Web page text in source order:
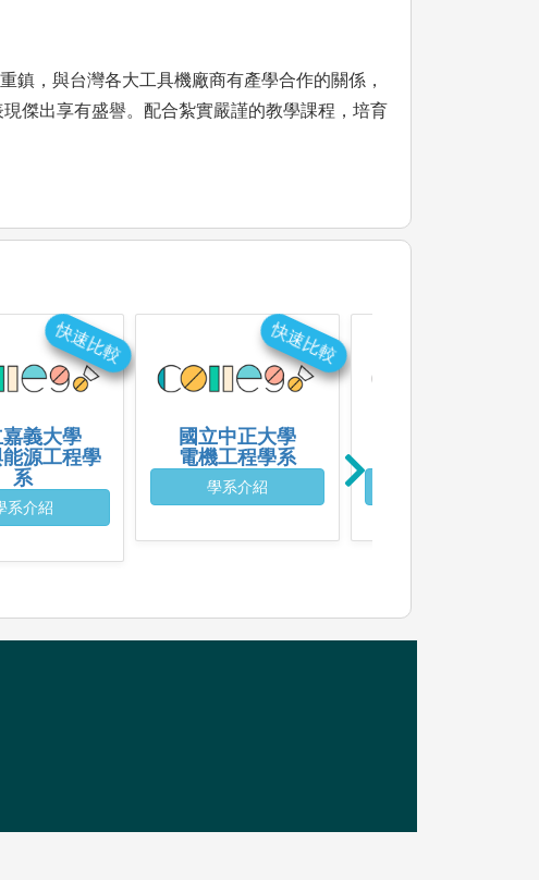
鎮，與台灣各大工具機廠商有產學合作的關係，
傑出享有盛譽。配合紮實嚴謹的教學課程，培育
嘉義大學
源工程學
系
系介紹
快速比較
國立中正大學
電機工程學系
學系介紹
快速比較